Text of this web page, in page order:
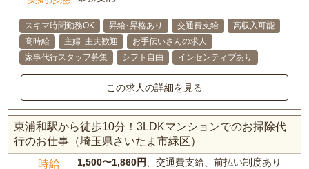
スキマ時間勤務OK 昇給･昇格あり 交通費支給
高収入可能
高時給
主婦･主夫歓迎
お手伝いさんの求人
家事代行スタッフ募集
シフト自由 インセンティブあり
この求人の詳細を見る
東浦和駅から徒歩10分！3LDKマンションでのお掃除代
行のお仕事（埼玉県さいたま市緑区）
時給 1,500〜1,860円、交通費支給、前払い制度あり